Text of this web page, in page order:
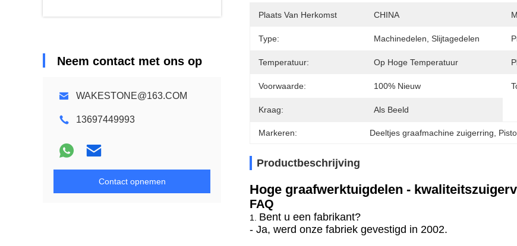
Neem contact met ons op
WAKESTONE@163.COM
13697449993
Contact opnemen
Plaats Van Herkomst CHINA
Type: Machinedelen, Slijtagedelen
Temperatuur: Op Hoge Temperatuur
Voorwaarde: 100% Nieuw
Kraag: Als Beeld
Markeren: Deeltjes graafmachine zuigerring
Productbeschrijving
Hoge graafwerktuigdelen -
FAQ
1. Bent u een fabrikant?
- Ja, werd onze fabriek gevestigd in 2002.